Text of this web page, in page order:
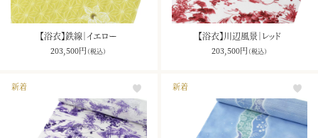
【浴衣】鉄線｜イエロー
203,500円 （税込）
【浴衣】川辺風景｜レッド
203,500円 （税込）
新着 新着